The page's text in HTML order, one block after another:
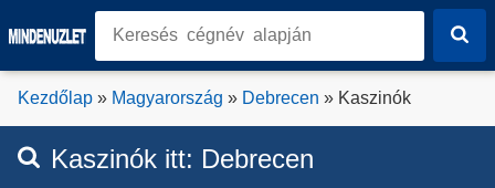
Kezdőlap » Magyarország » Debrecen » Kaszinók
Kaszinók itt: Debrecen